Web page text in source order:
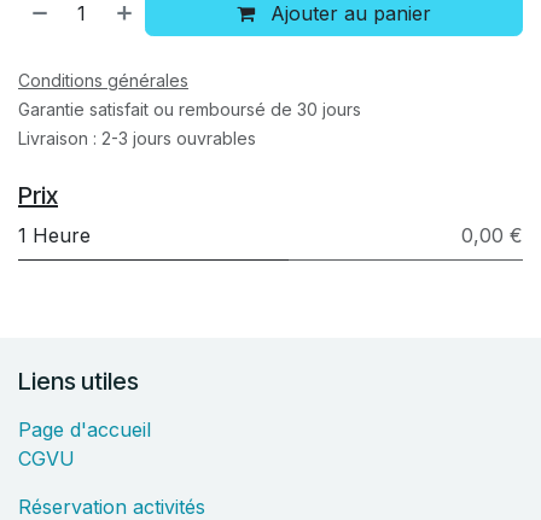
Ajouter au panier
Conditions générales
Garantie satisfait ou remboursé de 30 jours
Livraison : 2-3 jours ouvrables
Prix
1 Heure 0,00 €
Liens utiles
Page d'accueil
CGVU
Réservation activités